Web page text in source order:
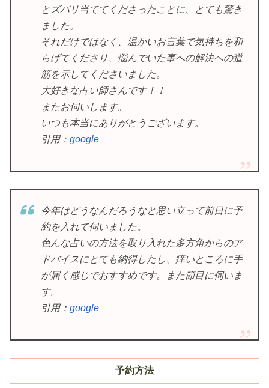
とズバリ当ててくださったことに、とても驚き
ました。
それだけではなく、温かいお言葉で気持ちを和
らげてくださり、悩んでいた事への解決への道
筋を示してくださいました。
大好きな占い師さんです！！
またお伺いします。
いつも本当にありがとうございます。
引用： google
今年はどうなんだろうなと思い立って前日に予
約を入れて伺いました。
色んな占いの方法を取り入れた多方角からのア
ドバイスにとても納得したし、痒いところに手
が届く感じでおすすめです。また節目に伺いま
す。
引用： google
予約方法